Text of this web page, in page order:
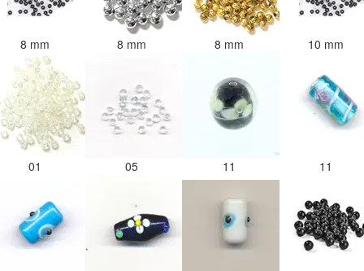
8 mm 8 mm 8 mm 10 mm
01 05 11 11